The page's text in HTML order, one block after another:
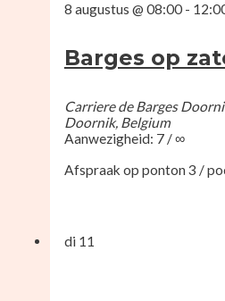
8 augustus @ 08:00-
Barges op
Carriere de Barges
Doornik, Belgium
Aanwezigheid: 7 / ∞
Afspraak op ponton 3 /
di 11